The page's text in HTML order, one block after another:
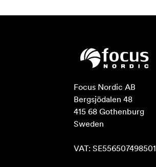
Focus Nordic AB
Bergsjödalen 48
415 68 Gothenburg
Sweden
VAT: SE556507498501